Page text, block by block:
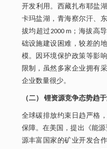
开发利用。西藏扎布耶盐
卡玛盐湖，青海察尔汗、
拔均超过2000 m；海拔高
础设施建设困难，较差的
模。因环境保护政策等影
限制，虽然多家企业拥有
企业数量很少。
（二） 锂资源竞争态势趋
全球碳排放约束日趋严格
保障。在美国，提出《能源
源丰富国家的矿业开发合